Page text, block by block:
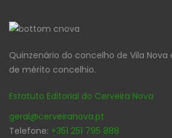
Quinzenário do concelho de Vila Nova
de mérito concelhio.
Estatuto Editorial do Cerveira Nova
geral@cerveiranova.pt
Telefone: +351 251 795 888